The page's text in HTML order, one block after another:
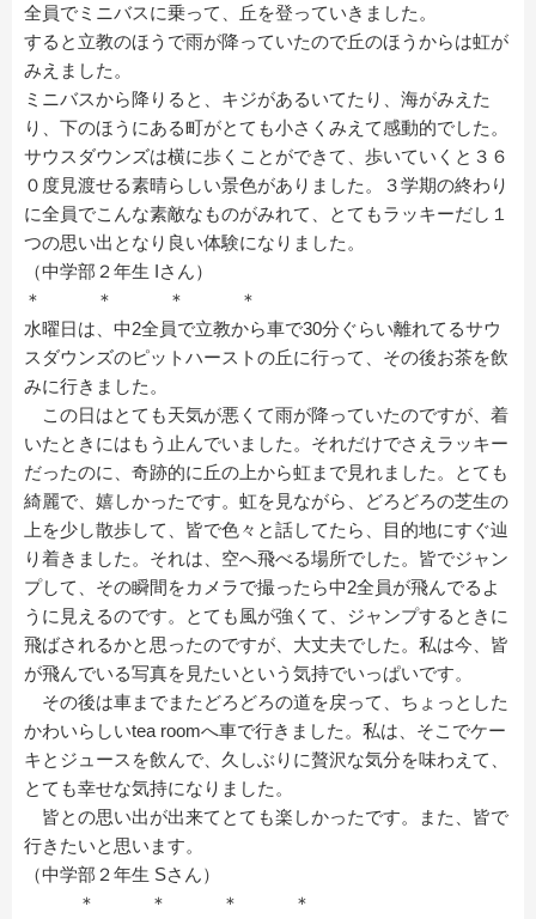
全員でミニバスに乗って、丘を登っていきました。
すると立教のほうで雨が降っていたので丘のほうからは虹が
みえました。
ミニバスから降りると、キジがあるいてたり、海がみえた
り、下のほうにある町がとても小さくみえて感動的でした。
サウスダウンズは横に歩くことができて、歩いていくと３６
０度見渡せる素晴らしい景色がありました。３学期の終わり
に全員でこんな素敵なものがみれて、とてもラッキーだし１
つの思い出となり良い体験になりました。
（中学部２年生 Iさん）
＊ ＊ ＊ ＊
水曜日は、中2全員で立教から車で30分ぐらい離れてるサウ
スダウンズのピットハーストの丘に行って、その後お茶を飲
みに行きました。
この日はとても天気が悪くて雨が降っていたのですが、着
いたときにはもう止んでいました。それだけでさえラッキー
だったのに、奇跡的に丘の上から虹まで見れました。とても
綺麗で、嬉しかったです。虹を見ながら、どろどろの芝生の
上を少し散歩して、皆で色々と話してたら、目的地にすぐ辿
り着きました。それは、空へ飛べる場所でした。皆でジャン
プして、その瞬間をカメラで撮ったら中2全員が飛んでるよ
うに見えるのです。とても風が強くて、ジャンプするときに
飛ばされるかと思ったのですが、大丈夫でした。私は今、皆
が飛んでいる写真を見たいという気持でいっぱいです。
その後は車までまたどろどろの道を戻って、ちょっとした
かわいらしいtea roomへ車で行きました。私は、そこでケー
キとジュースを飲んで、久しぶりに贅沢な気分を味わえて、
とても幸せな気持になりました。
皆との思い出が出来てとても楽しかったです。また、皆で
行きたいと思います。
（中学部２年生 Sさん）
＊ ＊ ＊ ＊